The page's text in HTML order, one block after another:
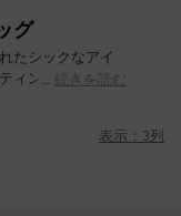
グ
たシックなアイ
ィングデザイン
収納力も兼ね備
で洗練されたデ
続きを読む
表示：3列